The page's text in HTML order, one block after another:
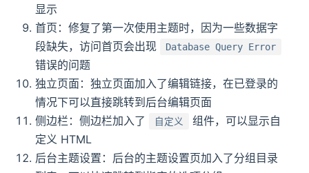
显示
首页：修复了第一次使用主题时，因为一些数据字
段缺失，访问首页会出现
Database Query Error
错误的问题
独立页面：独立页面加入了编辑链接，在已登录的
情况下可以直接跳转到后台编辑页面
侧边栏：侧边栏加入了
自定义
组件，可以显示自
定义 HTML
后台主题设置：后台的主题设置页加入了分组目录